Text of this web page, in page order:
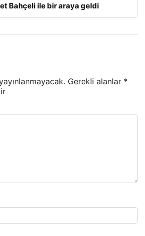
Bahçeli ile bir araya geldi
Gerekli alanlar *